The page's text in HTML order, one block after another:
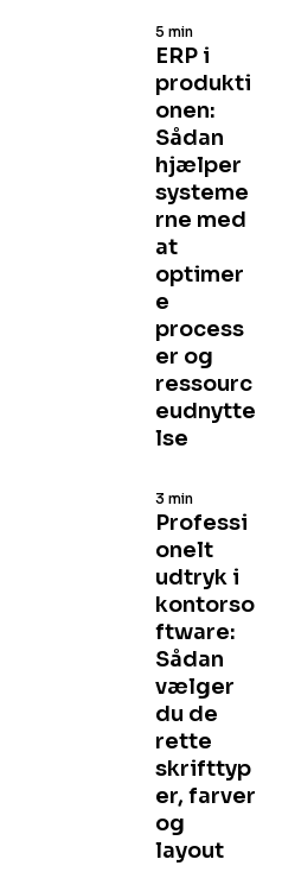
ERP i
produkti
onen:
Sådan
hjælper
systeme
rne med
at
optimer
e
process
er og
ressourc
eudnytte
lse
5 min
Professi
onelt
udtryk i
kontorso
ftware:
Sådan
vælger
du de
rette
skrifttyp
er, farver
og
layout
3 min